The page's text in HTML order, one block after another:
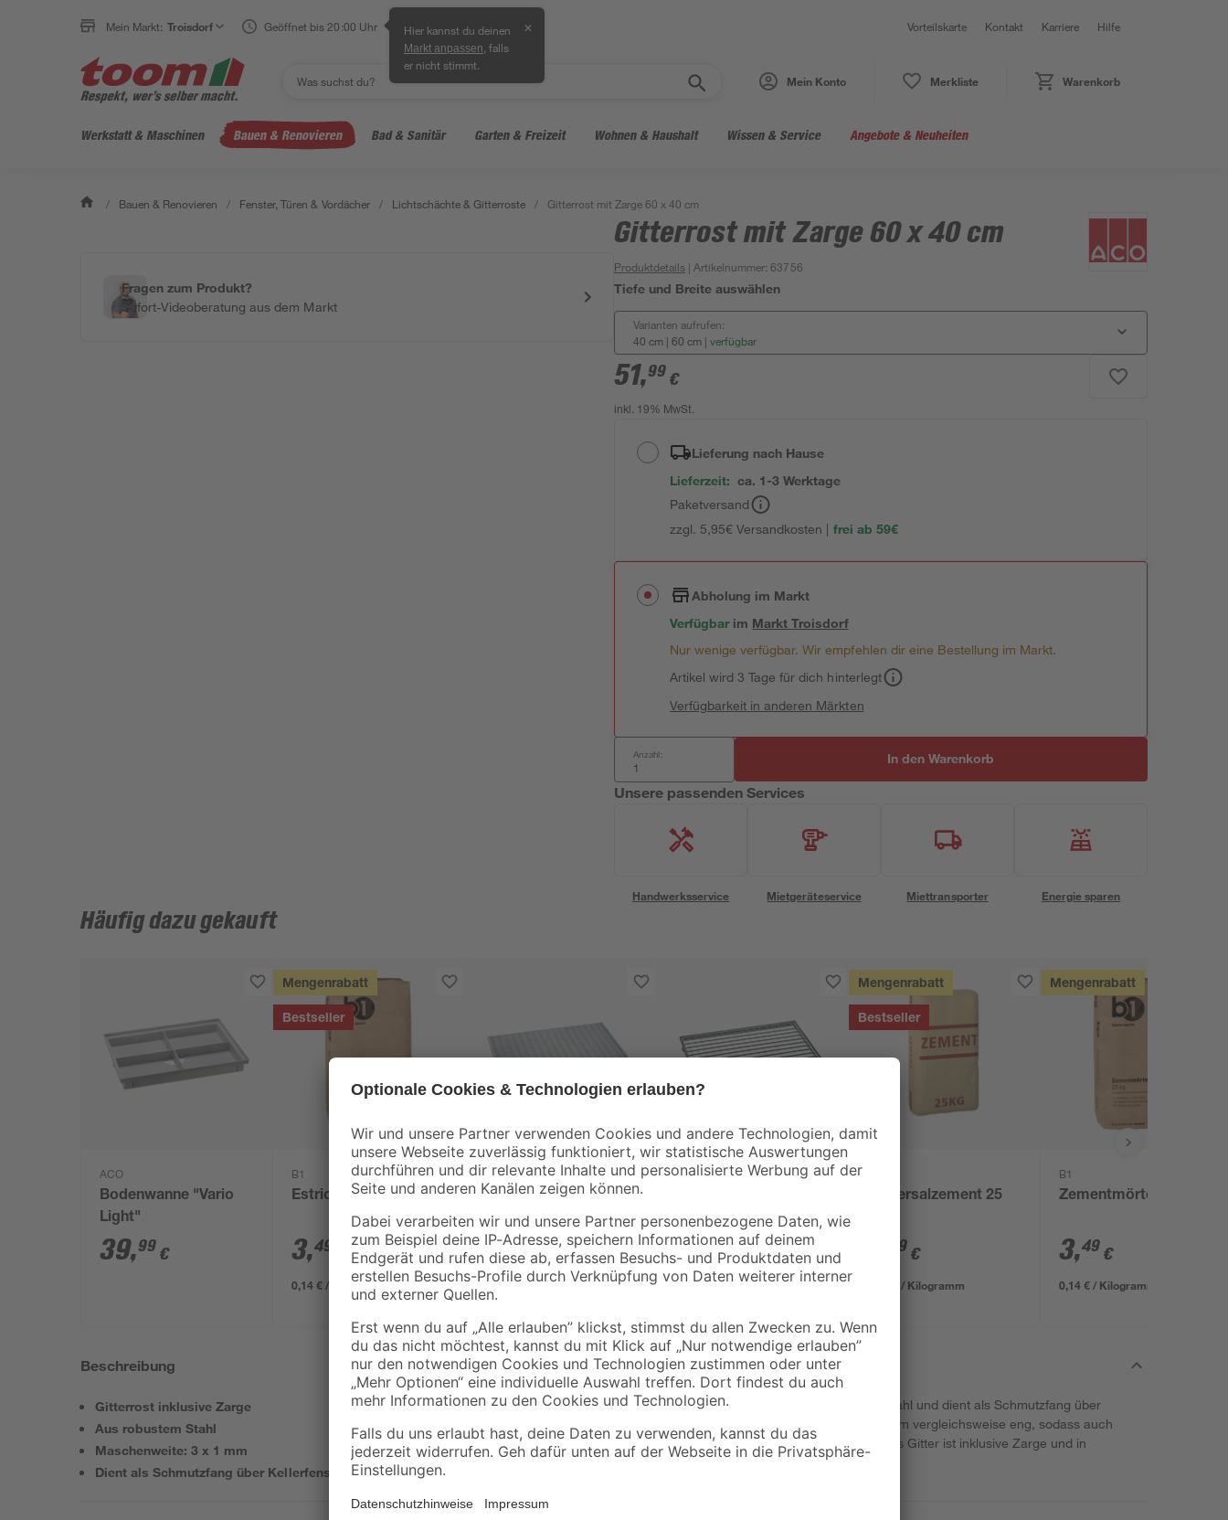
Mein Markt: Troisdorf Geöffnet bis 20:00 Uhr Hier kannst du deinen
Markt anpassen , falls
er nicht stimmt.
✕ Vorteilskarte Kontakt Karriere Hilfe
Mein Konto Merkliste Warenkorb
Werkstatt & Maschinen Bauen & Renovieren Bad & Sanitär Garten & Freizeit Wohnen & Haushalt Wissen & Service Angebote & Neuheiten
/ Bauen & Renovieren / Fenster, Türen & Vordächer / Lichtschächte & Gitterroste / Gitterrost mit Zarge 60 x 40 cm
Fragen zum Produkt?
Sofort-Videoberatung aus dem Markt
Gitterrost mit Zarge 60 x 40 cm
Produktdetails | Artikelnummer:63756
Tiefe und Breite auswählen
Varianten aufrufen:
40 cm | 60 cm | verfügbar
51,99 €
inkl. 19% MwSt.
Lieferung nach Hause
Lieferzeit: ca. 1-3 Werktage
Paketversand
zzgl. 5,95€ Versandkosten | frei ab 59€
Abholung im Markt
Verfügbar im MarktTroisdorf
Nur wenige verfügbar. Wir empfehlen dir eine Bestellung im Markt.
Artikel wird 3 Tage für dich hinterlegt
Verfügbarkeit in anderen Märkten
Anzahl: In den Warenkorb
Unsere passenden Services
Handwerksservice Mietgeräteservice Miettransporter Energie sparen
Häufig dazu gekauft
ACO
Bodenwanne "Vario
Light"
39,99 €
Mengenrabatt
Bestseller
B1
Estrichbeton 25 kg
3,49
0,14 € / Kilogramm
ACO
Gitterrost 60 x 40 cm
41,99€
ACO
38,99 €
Mengenrabatt
Bestseller
Universalzement 25
29 €
0,21 € / Kilogramm
Mengenrabatt
B1
Zementmörtel 25 kg
3,49 €
0,14 € / Kilogramm
Beschreibung
Gitterrost inklusive Zarge
Aus robustem Stahl
Maschenweite: 3 x 1 mm
Dient als Schmutzfang über Kellerfenstern
Das Gitterrost von Aco besteht aus robustem Stahl und dient als Schmutzfang über
Kellerfenstern. Die Maschenweite ist mit 3 x 1 mm vergleichsweise eng, sodass auch
kleine Schmutzpartikel aufgefangen werden. Das Gitter ist inklusive Zarge und in
unterschiedlichen Größen erhältlich.